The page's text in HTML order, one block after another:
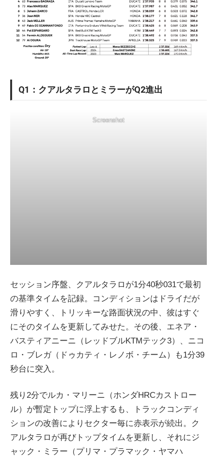
Q1：クアルタラロとミラーがQ2進出
Screenshot
セッション序盤、クアルタラロが1分40秒031で最初
の基準タイムを記録。コンディションはドライだが
滑りやすく、トリッキーな路面状況の中、彼はすぐ
にそのタイムを更新してみせた。その後、エネア・
バスティアニーニ（レッドブルKTMテック3）、ニコ
ロ・ブレガ（ドゥカティ・レノボ・チーム）も1分39
秒台に突入。
残り2分でルカ・マリーニ（ホンダHRCカストロー
ル）が暫定トップに浮上するも、トラックコンディ
ションの改善によりセクター毎に赤表示が続出。ク
アルタラロが再びトップタイムを更新し、それにジ
ャック・ミラー（プリマ・プラマック・ヤマハ